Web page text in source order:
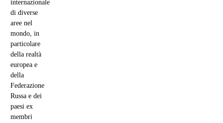
internazionale
di diverse
aree nel
mondo, in
particolare
della realtà
europea e
della
Federazione
Russa e dei
paesi ex
membri